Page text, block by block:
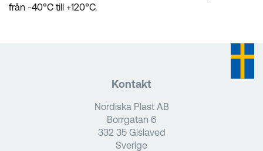
från -40°C till +120°C.
Kontakt
Nordiska Plast AB
Borrgatan 6
332 35 Gislaved
Sverige